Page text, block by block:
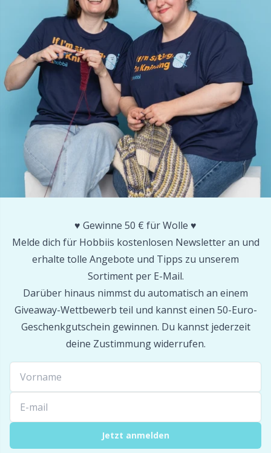
Reflektierendes Garn & Stopfgarn
Reihenzähler
Reißverschlüsse
Schalnadel
Scheren & Nahttrenner
Schreibwaren
Seile für Rundstricknadeln
Sicherheitsaugen und -nasen
Spannen & Blocken
Stickerei
Strickrahmen & Strickpuppen
♥️ Gewinne 50 € für Wolle ♥️
Melde dich für Hobbiis kostenlosen Newsletter an und
erhalte tolle Angebote und Tipps zu unserem
Sortiment per E-Mail.
Darüber hinaus nimmst du automatisch an einem
Giveaway-Wettbewerb teil und kannst einen 50-Euro-
Geschenkgutschein gewinnen. Du kannst jederzeit
deine Zustimmung widerrufen.
Jetzt anmelden